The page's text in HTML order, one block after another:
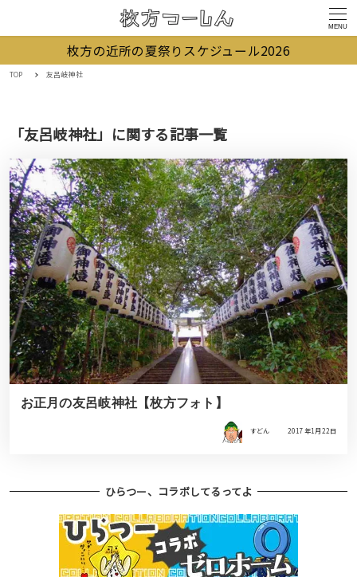
MENU
枚方の近所の夏祭りスケジュール2026
TOP 友呂岐神社
「友呂岐神社」に関する記事一覧
お正月の友呂岐神社【枚方フォト】
すどん 2017年1月22日
ひらつー、コラボしてるってよ